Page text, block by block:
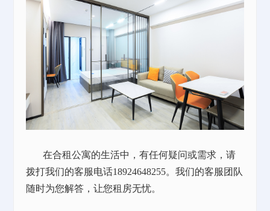
在合租公寓的生活中，有任何疑问或需求，请
拨打我们的客服电话18924648255。我们的客服团队
随时为您解答，让您租房无忧。